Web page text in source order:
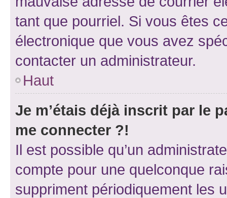
tant que pourriel. Si vous êtes
électronique que vous avez
contacter un administrateur.
Haut
Je m’étais déjà inscrit par le
me connecter ?!
Il est possible qu’un
compte pour une quelconque
suppriment périodiquement les